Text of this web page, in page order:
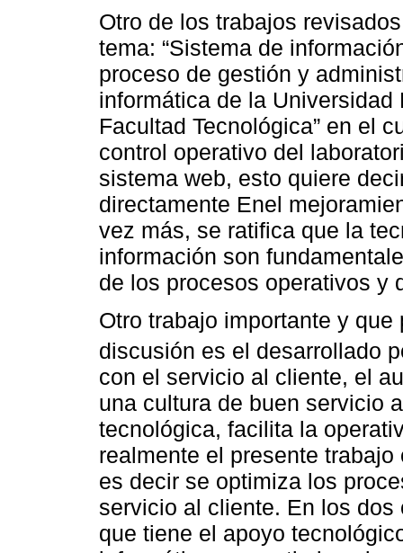
Otro de los trabajos
tema: “Sistema de
proceso de gestión y
informática de la
Facultad Tecnológica” en el
control operativo del
sistema web, esto quiere
directamente Enel
vez más, se ratifica que la
información son
de los procesos operativos y
Otro trabajo importante y
discusión es el desarrollado
con el servicio al cliente, el
una cultura de buen servicio
tecnológica, facilita la
realmente el presente
es decir se optimiza los
servicio al cliente. En los
que tiene el apoyo